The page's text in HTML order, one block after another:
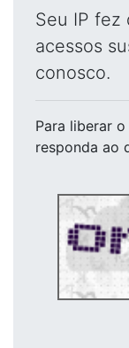
Seu IP fez
acessos
conosco.
Para liberar o
responda ao